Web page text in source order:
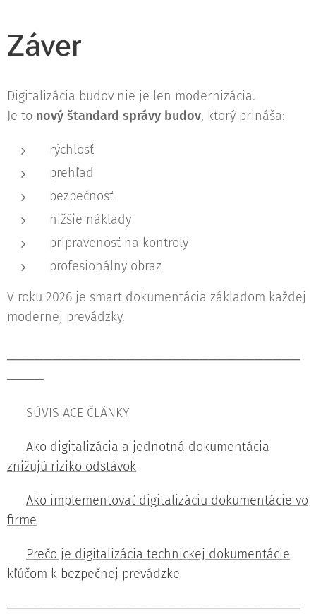
Záver
Digitalizácia budov nie je len modernizácia.
Je to nový štandard správy budov, ktorý prináša:
rýchlosť
prehľad
bezpečnosť
nižšie náklady
pripravenosť na kontroly
profesionálny obraz
V roku 2026 je smart dokumentácia základom každej
modernej prevádzky.
────────────────────────────────
────
🟦 SÚVISIACE ČLÁNKY
Ako digitalizácia a jednotná dokumentácia
znižujú riziko odstávok
Ako implementovať digitalizáciu dokumentácie vo
firme
Prečo je digitalizácia technickej dokumentácie
kľúčom k bezpečnej prevádzke
────────────────────────────────